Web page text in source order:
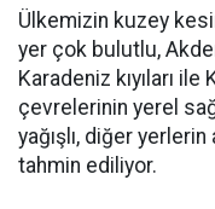
Ülkemizin kuzey
yer çok bulutlu,
Karadeniz kıyıları
çevrelerinin yerel
yağışlı, diğer
tahmin ediliyor.